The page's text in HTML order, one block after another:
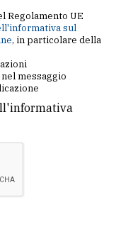
Regolamento UE
sul
, in particolare della
messaggio